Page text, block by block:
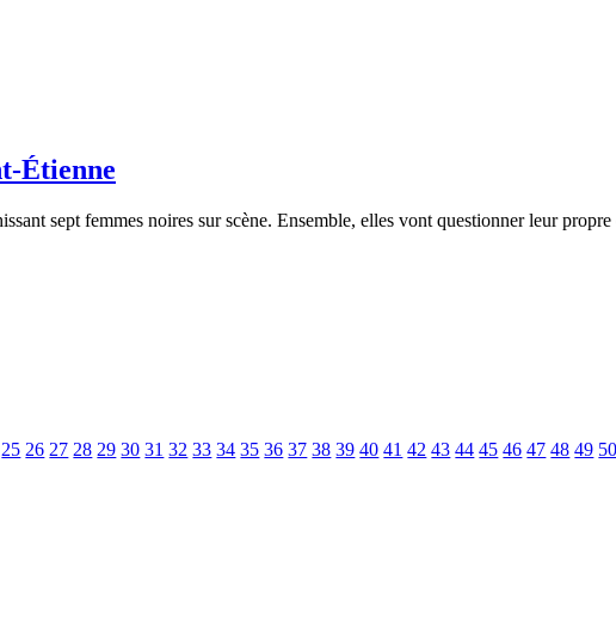
Étienne
sept femmes noires sur scène. Ensemble, elles vont questionner leur
25 26 27 28 29 30 31 32 33 34 35 36 37 38 39 40 41 42 43 44 45 46 47 48 49 50